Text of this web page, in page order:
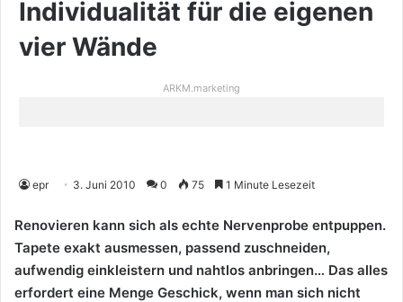
Individualität für die eigenen
vier Wände
ARKM.marketing
epr 3. Juni 2010 0 75 1 Minute Lesezeit
Renovieren kann sich als echte Nervenprobe entpuppen.
Tapete exakt ausmessen, passend zuschneiden,
aufwendig einkleistern und nahtlos anbringen… Das alles
erfordert eine Menge Geschick, wenn man sich nicht